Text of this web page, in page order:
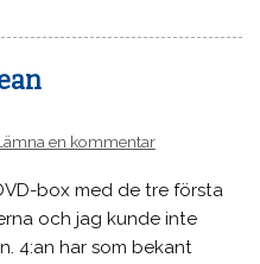
en kommentar
box med de tre första
och jag kunde inte
4:an har som bekant